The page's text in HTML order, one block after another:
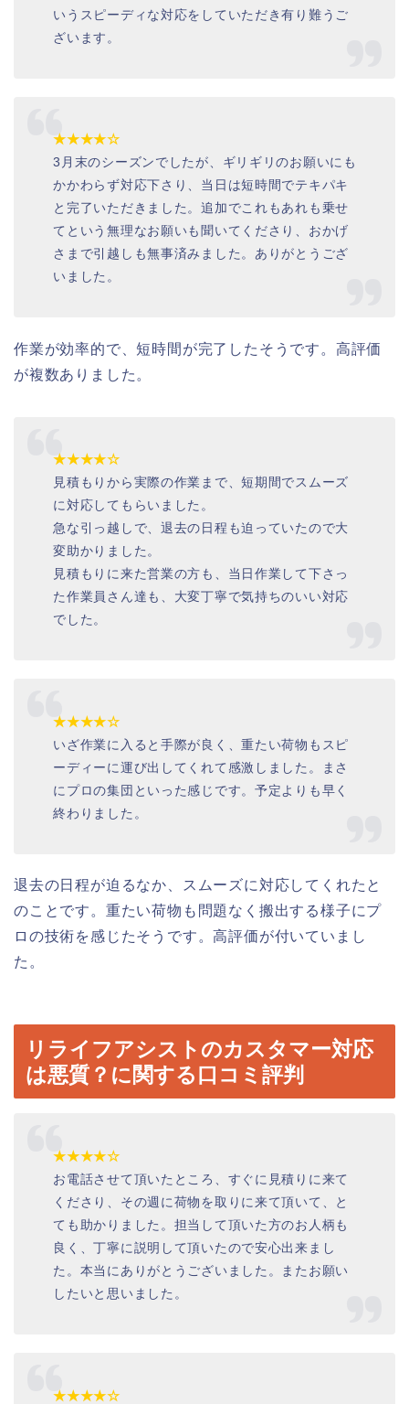
いうスピーディな対応をしていただき有り難うご
ざいます。
★★★★☆
3月末のシーズンでしたが、ギリギリのお願いにも
かかわらず対応下さり、当日は短時間でテキパキ
と完了いただきました。追加でこれもあれも乗せ
てという無理なお願いも聞いてくださり、おかげ
さまで引越しも無事済みました。ありがとうござ
いました。
作業が効率的で、短時間が完了したそうです。高評価
が複数ありました。
★★★★☆
見積もりから実際の作業まで、短期間でスムーズ
に対応してもらいました。
急な引っ越しで、退去の日程も迫っていたので大
変助かりました。
見積もりに来た営業の方も、当日作業して下さっ
た作業員さん達も、大変丁寧で気持ちのいい対応
でした。
★★★★☆
いざ作業に入ると手際が良く、重たい荷物もスピ
ーディーに運び出してくれて感激しました。まさ
にプロの集団といった感じです。予定よりも早く
終わりました。
退去の日程が迫るなか、スムーズに対応してくれたと
のことです。重たい荷物も問題なく搬出する様子にプ
ロの技術を感じたそうです。高評価が付いていまし
た。
リライフアシストのカスタマー対応
は悪質？に関する口コミ評判
★★★★☆
お電話させて頂いたところ、すぐに見積りに来て
くださり、その週に荷物を取りに来て頂いて、と
ても助かりました。担当して頂いた方のお人柄も
良く、丁寧に説明して頂いたので安心出来まし
た。本当にありがとうございました。またお願い
したいと思いました。
★★★★☆